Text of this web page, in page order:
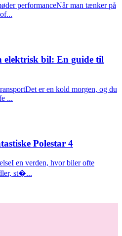
performanceNår man tænker på
elektrisk bil: En guide til
er en kold morgen, og du
...
Polestar 4
en verden, hvor biler ofte
st�...